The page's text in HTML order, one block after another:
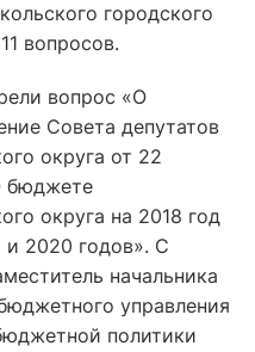
городского
вопросов.
вопрос «О
Совета депутатов
округа от 22
бюджете
округа на 2018 год
и 2020 годов». С
начальника
управления
политики